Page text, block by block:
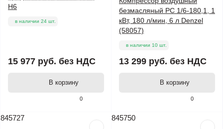
0
Н6
в наличии 24 шт.
15 977 руб. без НДС
В корзину
0
безмасляный РС 1/6-180,1, 1
кВт, 180 л/мин, 6 л Denzel
(58057)
в наличии 10 шт.
13 299 руб. без НДС
В корзину
845727 845750